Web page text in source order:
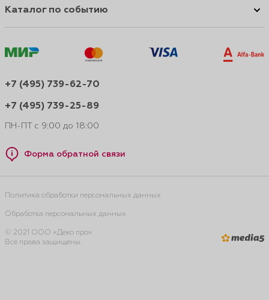
Каталог по событию
+7 (495) 739-62-70
+7 (495) 739-25-89
ПН-ПТ с 9:00 до 18:00
Форма обратной связи
Политика обработки персональных данных
Обработка персональных данных
© 2021 ООО «Деко про».
Все права защищены.